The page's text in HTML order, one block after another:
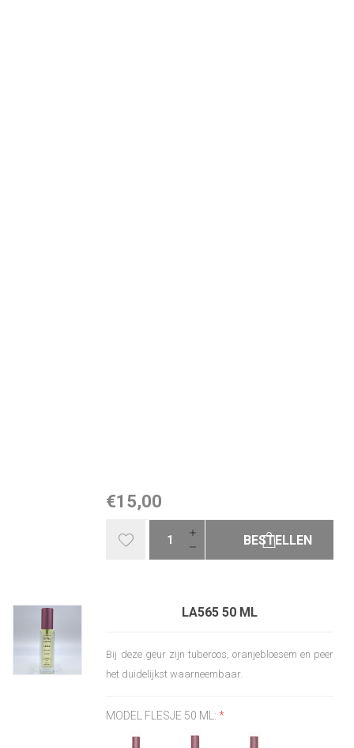
€15,00
BESTELLEN
LA565 50 ML
Bij deze geur zijn tuberoos, oranjebloesem en peer
het duidelijkst waarneembaar.
MODEL FLESJE 50 ML:*